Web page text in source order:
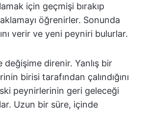
için geçmişi bırakıp
öğrenirler. Sonunda
verir ve yeni peyniri bulurlar.
değişime direnir. Yanlış bir
birisi tarafından çalındığını
peynirlerinin geri geleceği
Uzun bir süre, içinde